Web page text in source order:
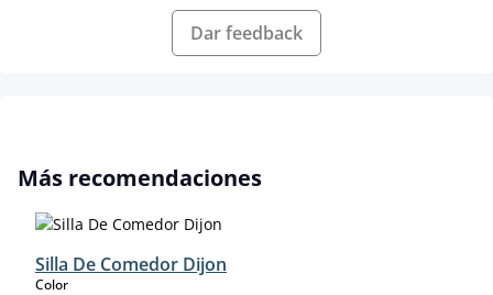
Dar feedback
Omitir la galería de productos
Más recomendaciones
Silla De Comedor Dijon
Colorselect